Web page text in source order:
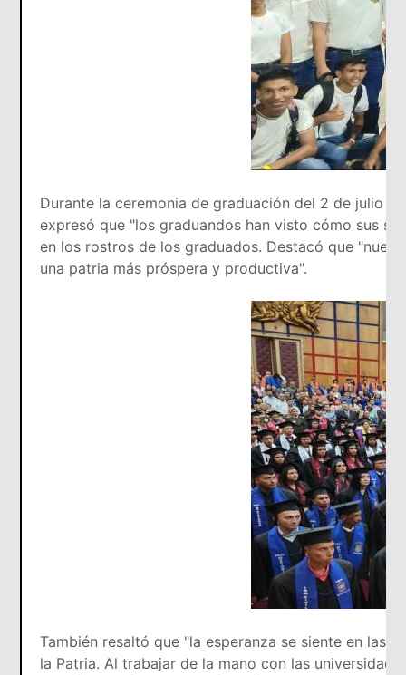
Durante la ceremonia de graduación del 2 de julio
expresó que "los graduandos han visto cómo sus
en los rostros de los graduados. Destacó que
una patria más próspera y productiva".
También resaltó que "la esperanza se siente en las
la Patria. Al trabajar de la mano con las